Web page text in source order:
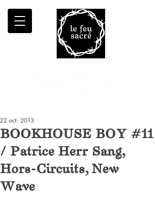
BOOKHOUSE BOY #11
/ Patrice Herr Sang,
Hors-Circuits, New
Wave
22 oct. 2013